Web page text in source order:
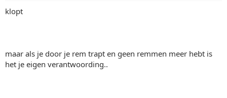
klopt
maar als je door je rem trapt en geen remmen meer hebt is
het je eigen verantwoording..